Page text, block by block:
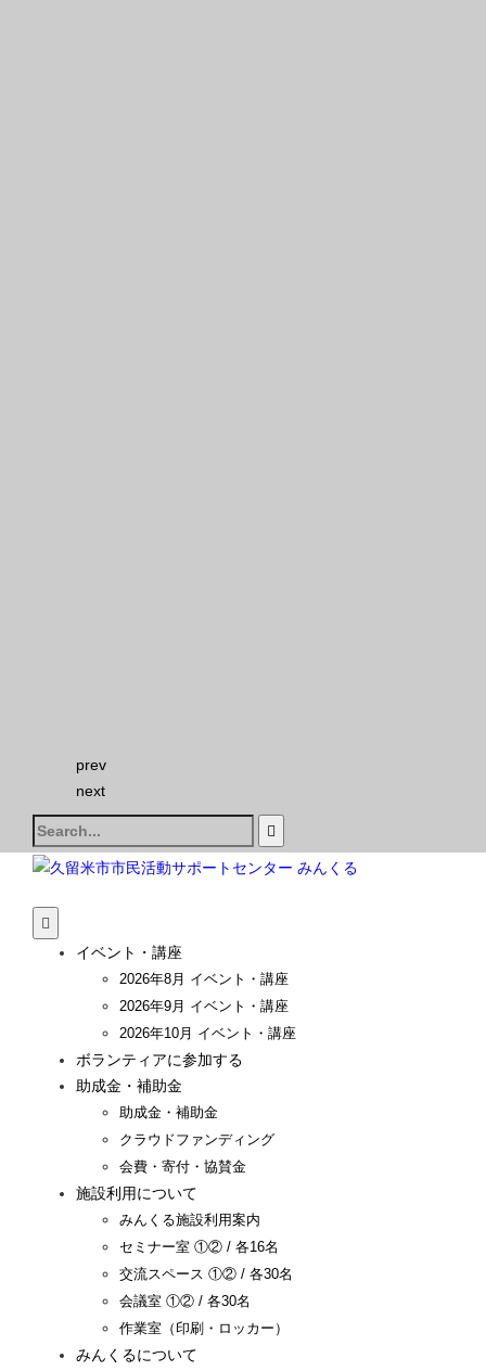
prev
next
Search
for:
イベント・講座
2026年8月 イベント・講座
2026年9月 イベント・講座
2026年10月 イベント・講座
ボランティアに参加する
助成金・補助金
助成金・補助金
クラウドファンディング
会費・寄付・協賛金
施設利用について
みんくる施設利用案内
セミナー室 ①② / 各16名
交流スペース ①② / 各30名
会議室 ①② / 各30名
作業室（印刷・ロッカー）
みんくるについて